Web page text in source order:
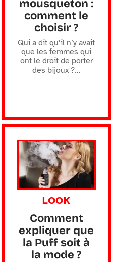
mousqueton :
comment le
choisir ?
Qui a dit qu’il n’y avait
que les femmes qui
ont le droit de porter
des bijoux ?…
LOOK
Comment
expliquer que
la Puff soit à
la mode ?